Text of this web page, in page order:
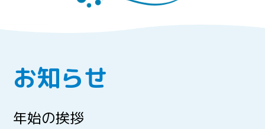
お知らせ
年始の挨拶